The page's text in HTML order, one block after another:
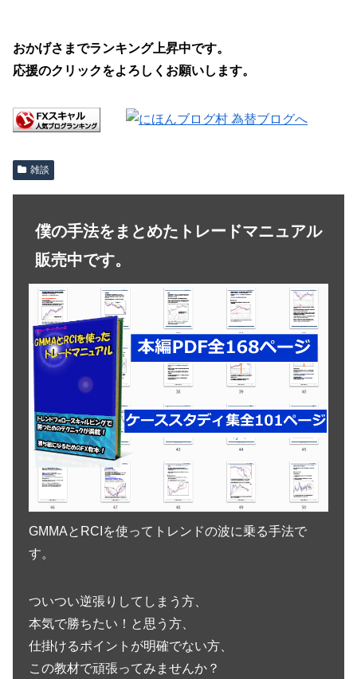
おかげさまでランキング上昇中です。
応援のクリックをよろしくお願いします。
雑談
僕の手法をまとめたトレードマニュアル
販売中です。
GMMAとRCIを使ってトレンドの波に乗る手法で
す。
ついつい逆張りしてしまう方、
本気で勝ちたい！と思う方、
仕掛けるポイントが明確でない方、
この教材で頑張ってみませんか？